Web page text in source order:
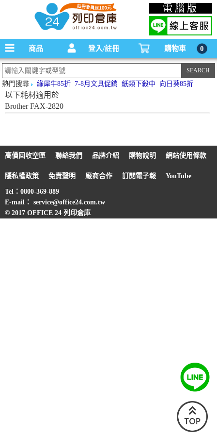
碳粉匣，墨水匣,原廠碳粉匣，副廠碳粉匣，環保碳粉匣,連續供墨印表機-office24列印
倉庫線上購物手機版
電腦版
商品 登入/註冊 購物車 0
熱門搜尋 綠犀牛85折 7-8月文具促銷 紙類下殺中 向日葵85折
以下耗材適用於
Brother FAX-2820
高價回收空匣 聯絡我們 品牌介紹 購物說明 網站使用條款
隱私權政策 免責聲明 廠商合作 訂閱電子報 YouTube
Tel：0800-369-889
E-mail： service@office24.com.tw
© 2017 OFFICE 24 列印倉庫